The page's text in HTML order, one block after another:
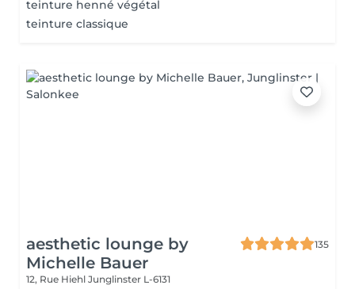
teinture henné végétal
teinture classique
aesthetic lounge by
Michelle Bauer
135
12, Rue Hiehl Junglinster L-6131